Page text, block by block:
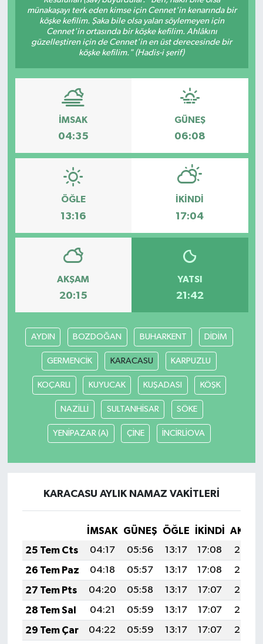
münakaşayı terk eden kimse için Cennet'in kenarında bir
köşke kefilim. Şaka bile olsa yalan söylemeyen için
Cennet'in ortasında bir köşke kefilim. Ahlâkını
güzelleştiren için de Cennet'in en üst derecesinde bir
köşke kefilim." (Hadis-i şerif)
İMSAK
04:35
GÜNEŞ
06:08
ÖĞLE
13:16
İKINDI
17:04
AKŞAM
20:15
YATSI
21:42
AYDIN BOZDOĞAN BUHARKENT DİDİM
GERMENCİK KARACASU KARPUZLU
KOÇARLI KUYUCAK KUŞADASI KÖŞK
NAZİLLİ SULTANHİSAR SÖKE
YENİPAZAR (A) ÇİNE İNCİRLİOVA
KARACASU AYLIK NAMAZ VAKITLERI
İMSAK GÜNEŞ ÖĞLE İKINDI
25 Tem Cts
04:17 05:56 13:17 17:08
20:28
26 Tem Paz
04:18 05:57 13:17 17:08
20:27
27 Tem Pts
04:20 05:58 13:17 17:07
20:27
28 Tem Sal
04:21 05:59 13:17 17:07
20:26
29 Tem Çar
04:22 05:59 13:17 17:07
20:25